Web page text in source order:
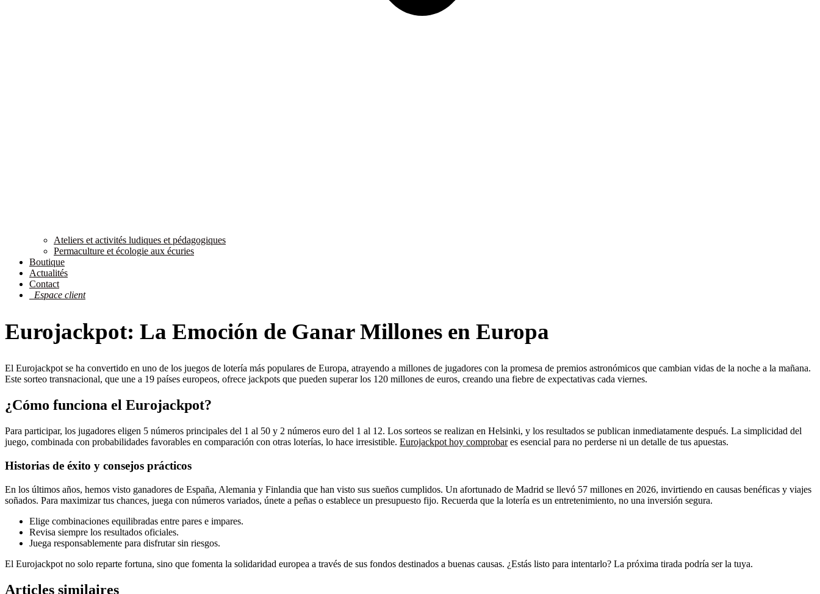
Ateliers et activités ludiques et pédagogiques
Permaculture et écologie aux écuries
Boutique
Actualités
Contact
Espace client
Eurojackpot: La Emoción de Ganar Millones en Europa
El Eurojackpot se ha convertido en uno de los juegos de lotería más populares de Europa, atrayendo a millones de jugadores con la promesa de premios astronómicos que cambian vidas de la noche a la mañana.
Este sorteo transnacional, que une a 19 países europeos, ofrece jackpots que pueden superar los 120 millones de euros, creando una fiebre de expectativas cada viernes.
¿Cómo funciona el Eurojackpot?
Para participar, los jugadores eligen 5 números principales del 1 al 50 y 2 números euro del 1 al 12. Los sorteos se realizan en Helsinki, y los resultados se publican inmediatamente después. La simplicidad del
juego, combinada con probabilidades favorables en comparación con otras loterías, lo hace irresistible. Eurojackpot hoy comprobares esencial para no perderse ni un detalle de tus apuestas.
Historias de éxito y consejos prácticos
En los últimos años, hemos visto ganadores de España, Alemania y Finlandia que han visto sus sueños cumplidos. Un afortunado de Madrid se llevó 57 millones en 2026, invirtiendo en causas benéficas y viajes
soñados. Para maximizar tus chances, juega con números variados, únete a peñas o establece un presupuesto fijo. Recuerda que la lotería es un entretenimiento, no una inversión segura.
Elige combinaciones equilibradas entre pares e impares.
Revisa siempre los resultados oficiales.
Juega responsablemente para disfrutar sin riesgos.
El Eurojackpot no solo reparte fortuna, sino que fomenta la solidaridad europea a través de sus fondos destinados a buenas causas. ¿Estás listo para intentarlo? La próxima tirada podría ser la tuya.
Articles similaires